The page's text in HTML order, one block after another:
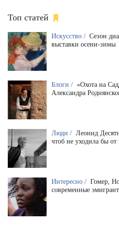
Топ статей
Искусство / Сезон
выставки осени-зимы
Блоги / «Охота на
Александра
Люди / Леонид
чтоб не уходила бы
Интересно / Гомер,
современные